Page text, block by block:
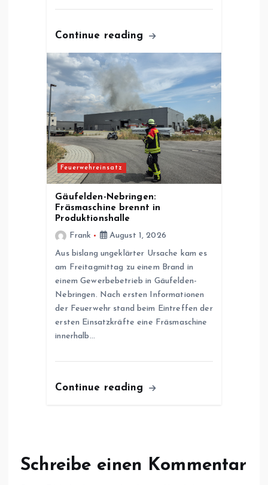
Continue reading
Feuerwehreinsatz
Gäufelden-Nebringen:
Fräsmaschine brennt in
Produktionshalle
Frank
August 1, 2026
Aus bislang ungeklärter Ursache kam es
am Freitagmittag zu einem Brand in
einem Gewerbebetrieb in Gäufelden-
Nebringen. Nach ersten Informationen
der Feuerwehr stand beim Eintreffen der
ersten Einsatzkräfte eine Fräsmaschine
innerhalb…
Continue reading
Schreibe einen Kommentar